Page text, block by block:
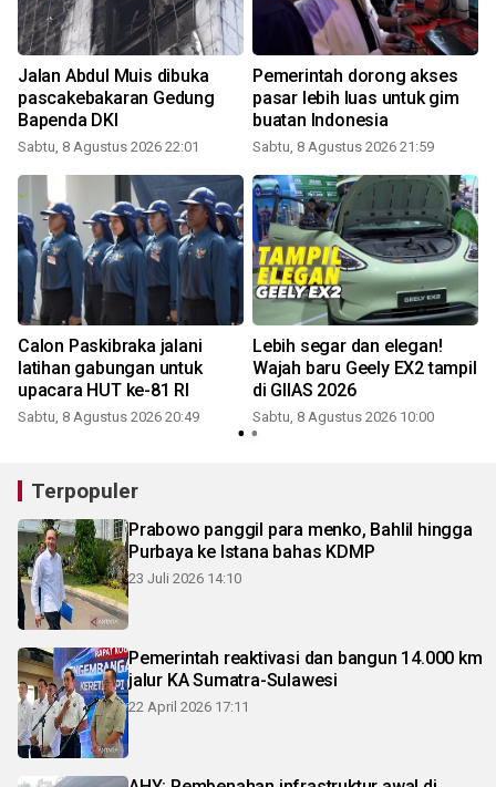
Jalan Abdul Muis dibuka
pascakebakaran Gedung
Bapenda DKI
Sabtu, 8 Agustus 2026 22:01
Pemerintah dorong akses
pasar lebih luas untuk gim
buatan Indonesia
Sabtu, 8 Agustus 2026 21:59
Calon Paskibraka jalani
latihan gabungan untuk
upacara HUT ke-81 RI
Sabtu, 8 Agustus 2026 20:49
Lebih segar dan elegan!
Wajah baru Geely EX2 tampil
di GIIAS 2026
Sabtu, 8 Agustus 2026 10:00
Terpopuler
Prabowo panggil para menko, Bahlil hingga
Purbaya ke Istana bahas KDMP
23 Juli 2026 14:10
Pemerintah reaktivasi dan bangun 14.000 km
jalur KA Sumatra-Sulawesi
22 April 2026 17:11